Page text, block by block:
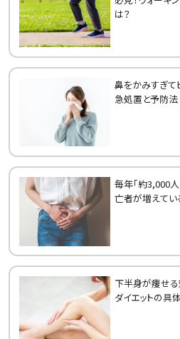
は？
鼻をかみすぎて
急処置と予防法
毎年「約3,000
亡者が増えてい
下半身が痩せ
ダイエットの具